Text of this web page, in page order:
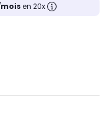
en 20x